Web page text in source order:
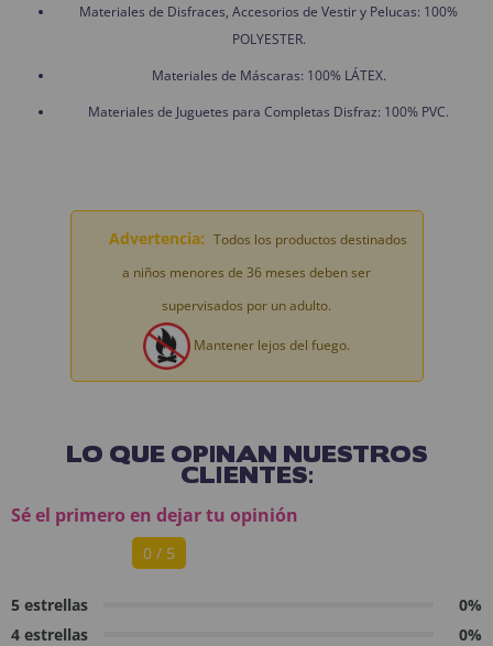
Materiales de Disfraces, Accesorios de Vestir y Pelucas: 100%
POLYESTER.
Materiales de Máscaras: 100% LÁTEX.
Materiales de Juguetes para Completas Disfraz: 100% PVC.
Advertencia: Todos los productos destinados
a niños menores de 36 meses deben ser
supervisados por un adulto.
Mantener lejos del fuego.
LO QUE OPINAN NUESTROS
CLIENTES:
Sé el primero en dejar tu opinión
0 / 5
5 estrellas
0%
4 estrellas
0%